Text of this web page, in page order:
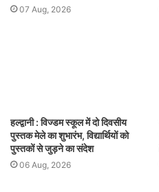
07 Aug, 2026
हल्द्वानी : विज्डम स्कूल में दो दिवसीय
पुस्तक मेले का शुभारंभ, विद्यार्थियों को
पुस्तकों से जुड़ने का संदेश
06 Aug, 2026